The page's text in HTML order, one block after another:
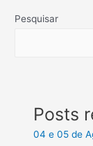
Pesquisar
Posts
04 e 05 de